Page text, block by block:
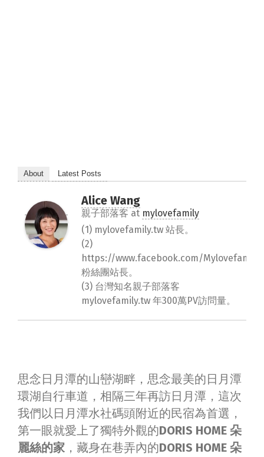
About Latest Posts
Alice Wang
親子部落客 at mylovefamily
(1) mylovefamily.tw 站長。
(2)
https://www.facebook.com/
粉絲團站長。
(3) 台灣知名親子部落客
mylovefamily.tw 年300萬PV訪問量。
思念日月潭的山巒湖畔，思念最美的日月潭
環湖自行車道，相隔三年再訪日月潭，這次
我們以日月潭水社碼頭附近的民宿為首選，
第一眼就愛上了獨特外觀的DORIS HOME 朵
麗絲的家 ，藏身在巷弄內的DORIS HOME 朵